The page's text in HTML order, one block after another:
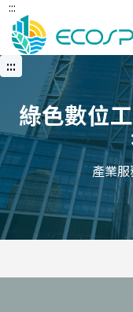
跳
到
中
內
:::
:::
綠色數位
產業服